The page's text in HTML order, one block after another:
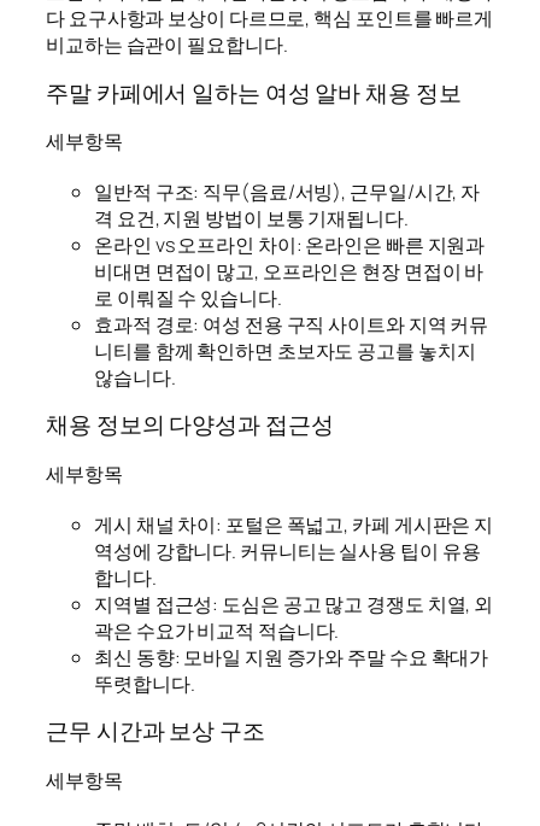
다 요구사항과 보상이 다르므로, 핵심 포인트를 빠르게
비교하는 습관이 필요합니다.
주말 카페에서 일하는 여성 알바 채용 정보
세부항목
일반적 구조: 직무(음료/서빙), 근무일/시간, 자
격 요건, 지원 방법이 보통 기재됩니다.
온라인 vs 오프라인 차이: 온라인은 빠른 지원과
비대면 면접이 많고, 오프라인은 현장 면접이 바
로 이뤄질 수 있습니다.
효과적 경로: 여성 전용 구직 사이트와 지역 커뮤
니티를 함께 확인하면 초보자도 공고를 놓치지
않습니다.
채용 정보의 다양성과 접근성
세부항목
게시 채널 차이: 포털은 폭넓고, 카페 게시판은 지
역성에 강합니다. 커뮤니티는 실사용 팁이 유용
합니다.
지역별 접근성: 도심은 공고 많고 경쟁도 치열, 외
곽은 수요가 비교적 적습니다.
최신 동향: 모바일 지원 증가와 주말 수요 확대가
뚜렷합니다.
근무 시간과 보상 구조
세부항목